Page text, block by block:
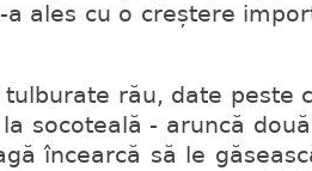
a ales cu o creștere
rău, date peste
socoteală - aruncă
încearcă să le